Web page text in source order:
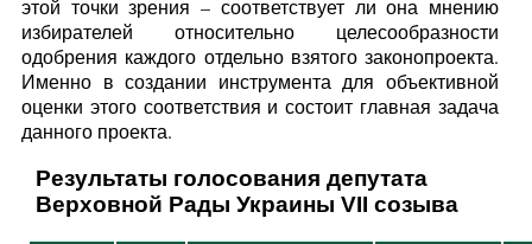
этой точки зрения – соответствует ли она мнению
избирателей относительно целесообразности
одобрения каждого отдельно взятого законопроекта.
Именно в создании инструмента для объективной
оценки этого соответствия и состоит главная задача
данного проекта.
Результаты голосования депутата
Верховной Рады Украины VII созыва